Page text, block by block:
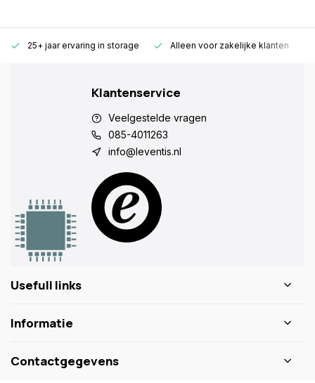
25+ jaar ervaring in storage Alleen voor zakelijke klanten
Klantenservice
Veelgestelde vragen
085-4011263
info@leventis.nl
Usefull links
Informatie
Contactgegevens